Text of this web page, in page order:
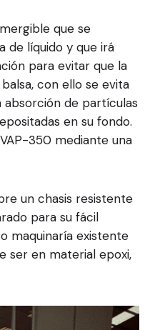
que se
de líquido y que irá
para evitar que la
con ello se evita
absorción de partículas
en su fondo.
350 mediante una
un chasis resistente
para su fácil
maquinaría existente
ser en material epoxi,